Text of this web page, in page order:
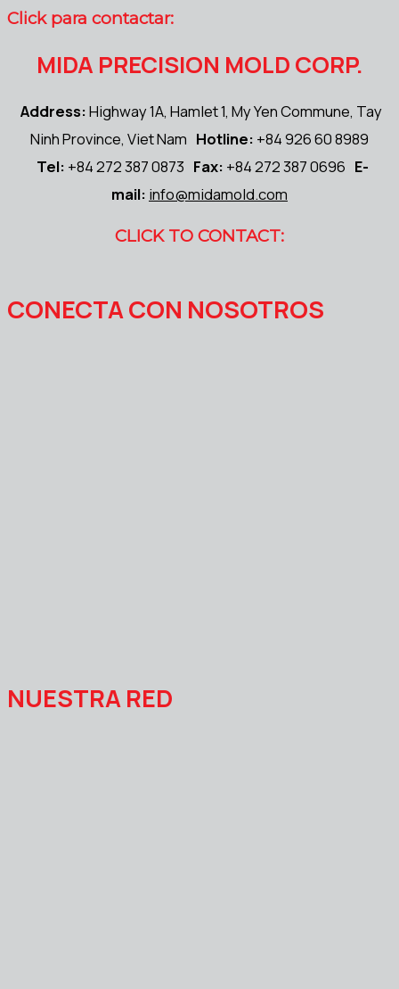
Click para contactar:
MIDA PRECISION MOLD CORP.
Address:Highway 1A, Hamlet 1, My Yen Commune, Tay
Ninh Province, Viet Nam Hotline: +84 926 60 8989
Tel: +84 272 387 0873 Fax: +84 272 387 0696 E-
mail: info@midamold.com
CLICK TO CONTACT:
CONECTA CON NOSOTROS
NUESTRA RED